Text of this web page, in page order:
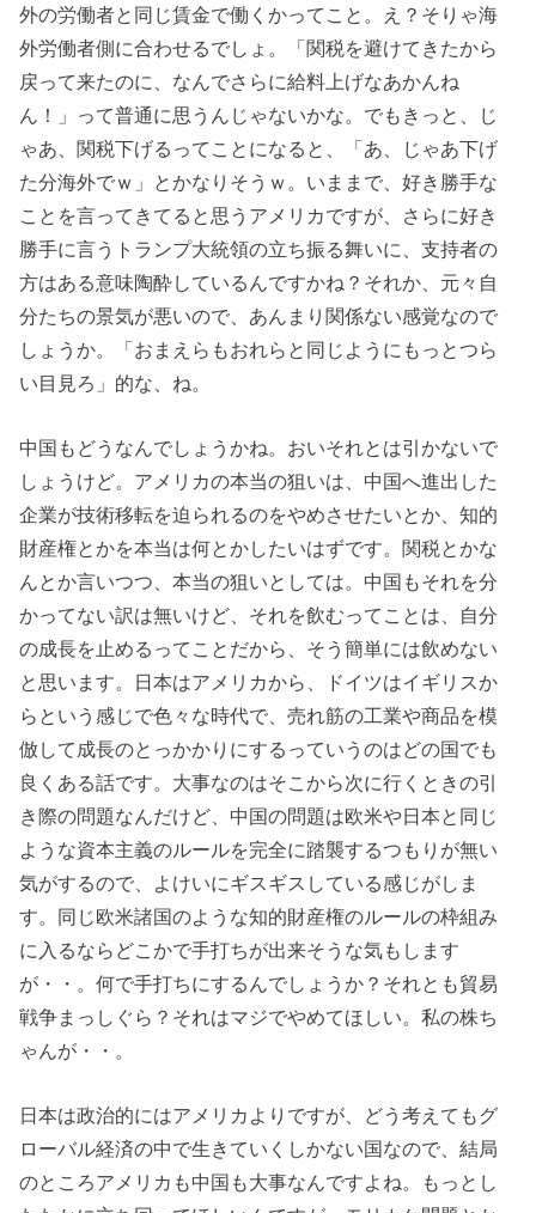
外の労働者と同じ賃金で働くかってこと。え？そりゃ海
外労働者側に合わせるでしょ。「関税を避けてきたから
戻って来たのに、なんでさらに給料上げなあかんね
ん！」って普通に思うんじゃないかな。でもきっと、じ
ゃあ、関税下げるってことになると、「あ、じゃあ下げ
た分海外でｗ」とかなりそうｗ。いままで、好き勝手な
ことを言ってきてると思うアメリカですが、さらに好き
勝手に言うトランプ大統領の立ち振る舞いに、支持者の
方はある意味陶酔しているんですかね？それか、元々自
分たちの景気が悪いので、あんまり関係ない感覚なので
しょうか。「おまえらもおれらと同じようにもっとつら
い目見ろ」的な、ね。
中国もどうなんでしょうかね。おいそれとは引かないで
しょうけど。アメリカの本当の狙いは、中国へ進出した
企業が技術移転を迫られるのをやめさせたいとか、知的
財産権とかを本当は何とかしたいはずです。関税とかな
んとか言いつつ、本当の狙いとしては。中国もそれを分
かってない訳は無いけど、それを飲むってことは、自分
の成長を止めるってことだから、そう簡単には飲めない
と思います。日本はアメリカから、ドイツはイギリスか
らという感じで色々な時代で、売れ筋の工業や商品を模
倣して成長のとっかかりにするっていうのはどの国でも
良くある話です。大事なのはそこから次に行くときの引
き際の問題なんだけど、中国の問題は欧米や日本と同じ
ような資本主義のルールを完全に踏襲するつもりが無い
気がするので、よけいにギスギスしている感じがしま
す。同じ欧米諸国のような知的財産権のルールの枠組み
に入るならどこかで手打ちが出来そうな気もします
が・・。何で手打ちにするんでしょうか？それとも貿易
戦争まっしぐら？それはマジでやめてほしい。私の株ち
ゃんが・・。
日本は政治的にはアメリカよりですが、どう考えてもグ
ローバル経済の中で生きていくしかない国なので、結局
のところアメリカも中国も大事なんですよね。もっとし